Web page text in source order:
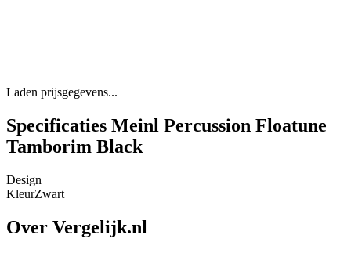
Laden prijsgegevens...
Specificaties Meinl Percussion Floatune
Tamborim Black
Design
KleurZwart
Over Vergelijk.nl